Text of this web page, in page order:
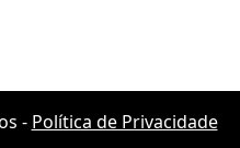
- Política de Privacidade